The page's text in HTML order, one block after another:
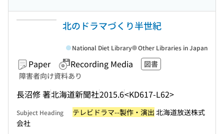
北のドラマづくり半世紀
Paper Recording Media
図書
障害者向け資料あり
長沼修 著北海道新聞社2015.6<KD617-L62>
National Diet Library Other Libraries in Japan
Subject Heading テレビドラマ--製作・演出 北海道放送株式
会社